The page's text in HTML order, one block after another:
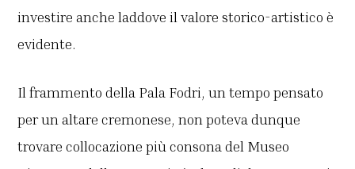
investire anche laddove il valore storico-artistico è
evidente.
Il frammento della Pala Fodri, un tempo pensato
per un altare cremonese, non poteva dunque
trovare collocazione più consona del Museo